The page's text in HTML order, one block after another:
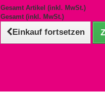
Gesamt Artikel (inkl. MwSt.)
Gesamt (inkl. MwSt.)
Einkauf fortsetzen